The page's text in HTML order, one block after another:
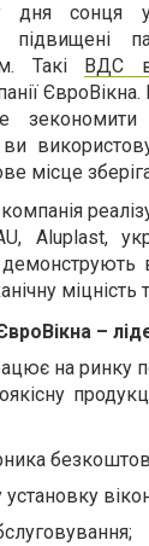
дня сонця
Такі
ВДС
ЄвроВікна.
місце
Aluplast,
–
на ринку
установку